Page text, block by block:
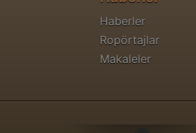
Haberler
Ropörtajlar
Makaleler